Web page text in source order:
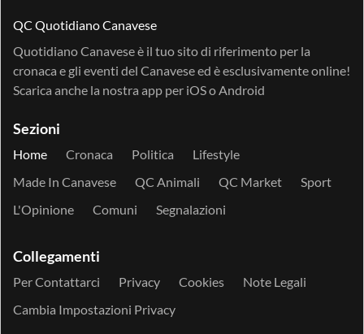
QC Quotidiano Canavese
Quotidiano Canavese è il tuo sito di riferimento per la
cronaca e gli eventi del Canavese ed è esclusivamente online!
Scarica anche la nostra app per iOSo Android
Sezioni
Home Cronaca Politica
Lifestyle
Made In Canavese
QC Animali QC Market
Sport
L'Opinione
Comuni Segnalazioni
Collegamenti
Per Contattarci Privacy Cookies
Note Legali
Cambia Impostazioni Privacy